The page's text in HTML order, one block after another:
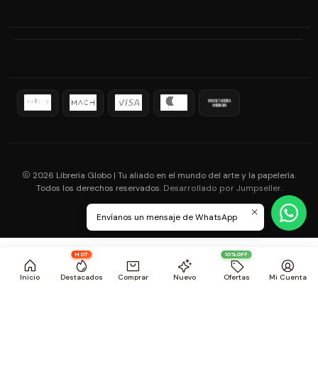
Inicio
HOT
Destacados Comprar Nuevo
10%OFF
Ofertas Mi Cuenta
2026 Libreria Globo | Tu aliado en el mundo del arte y la papelería.
Todos los derechos reservados. Desarrollado por Jumpseller.
Envíanos un mensaje de WhatsApp